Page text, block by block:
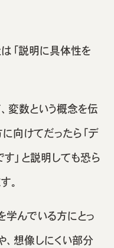
「説明に具体性を
変数という概念を伝
向けてだったら「デ
」と説明しても恐ら
。
学んでいる方にとっ
、想像しにくい部分